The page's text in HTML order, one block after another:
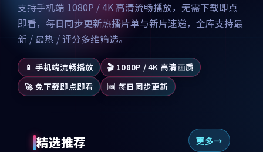
支持手机端 1080P / 4K 高清流畅播放，无需下载即点
即看，每日同步更新热播片单与新片速递，全库支持最
新 / 最热 / 评分多维筛选。
📱 手机端流畅播放
🎬 1080P / 4K 高清画质
🚀 免下载即点即看
🆕 每日同步更新
精选推荐 更多